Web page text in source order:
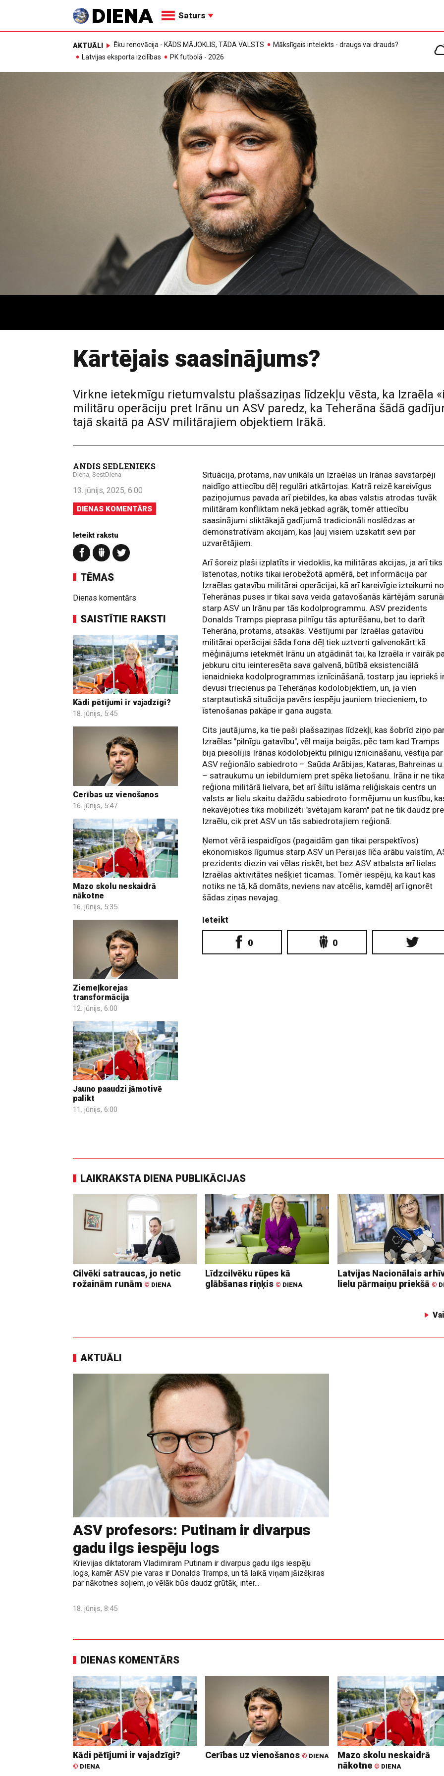
Saturs
AKTUĀLI Ēku renovācija - KĀDS MĀJOKLIS, TĀDA VALSTS
Mākslīgais intelekts - draugs vai drauds?
Latvijas eksporta izcilības
PK futbolā - 2026
Kārtējais saasinājums?
Virkne ietekmīgu rietumvalstu plašsaziņas līdzekļu vēsta, ka Izraēla
militāru operāciju pret Irānu un ASV paredz, ka Teherāna šādā
tajā skaitā pa ASV militārajiem objektiem Irākā.
ANDIS SEDLENIEKS
Diena, SestDiena
13. jūnijs, 2025, 6:00
DIENAS KOMENTĀRS
Ieteikt rakstu
TĒMAS
Dienas komentārs
SAISTĪTIE RAKSTI
Kādi pētījumi ir vajadzīgi?
18. jūnijs, 5:45
Cerības uz vienošanos
16. jūnijs, 5:47
Mazo skolu neskaidrā
nākotne
16. jūnijs, 5:35
Ziemeļkorejas
transformācija
12. jūnijs, 6:00
Jauno paaudzi jāmotivē
palikt
11. jūnijs, 6:00
Situācija, protams, nav unikāla un Izraēlas un Irānas savstarpēji
naidīgo attiecību dēļ regulāri atkārtojas. Katrā reizē kareivīgus
paziņojumus pavada arī piebildes, ka abas valstis atrodas tuvāk
militāram konfliktam nekā jebkad agrāk, tomēr attiecību
saasinājumi sliktākajā gadījumā tradicionāli noslēdzas ar
demonstratīvām akcijām, kas ļauj visiem uzskatīt sevi par
uzvarētājiem.
Arī šoreiz plaši izplatīts ir viedoklis, ka militāras akcijas, ja arī tiks
īstenotas, notiks tikai ierobežotā apmērā, bet informācija par
Izraēlas gatavību militārai operācijai, kā arī kareivīgie izteikumi no
Teherānas puses ir tikai sava veida gatavošanās kārtējām
starp ASV un Irānu par tās kodolprogrammu. ASV prezidents
Donalds Tramps pieprasa pilnīgu tās apturēšanu, bet to darīt
Teherāna, protams, atsakās. Vēstījumi par Izraēlas gatavību
militārai operācijai šāda fona dēļ tiek uztverti galvenokārt kā
mēģinājums ietekmēt Irānu un atgādināt tai, ka Izraēla ir vairāk
jebkuru citu ieinteresēta sava galvenā, būtībā eksistenciālā
ienaidnieka kodolprogrammas iznīcināšanā, tostarp jau iepriekš
devusi triecienus pa Teherānas kodolobjektiem, un, ja vien
starptautiskā situācija pavērs iespēju jauniem triecieniem, to
īstenošanas pakāpe ir gana augsta.
Cits jautājums, ka tie paši plašsaziņas līdzekļi, kas šobrīd ziņo
Izraēlas "pilnīgu gatavību", vēl maija beigās, pēc tam kad Tramps
bija piesolījis Irānas kodolobjektu pilnīgu iznīcināšanu, vēstīja par
ASV reģionālo sabiedroto – Saūda Arābijas, Kataras, Bahreinas
– satraukumu un iebildumiem pret spēka lietošanu. Irāna ir ne
reģiona militārā lielvara, bet arī šiītu islāma reliģiskais centrs un
valsts ar lielu skaitu dažādu sabiedroto formējumu un kustību,
nekavējoties tiks mobilizēti "svētajam karam" pat ne tik daudz
Izraēlu, cik pret ASV un tās sabiedrotajiem reģionā.
Ņemot vērā iespaidīgos (pagaidām gan tikai perspektīvos)
ekonomiskos līgumus starp ASV un Persijas līča arābu valstīm,
prezidents diezin vai vēlas riskēt, bet bez ASV atbalsta arī lielas
Izraēlas aktivitātes nešķiet ticamas. Tomēr iespēju, ka kaut kas
notiks ne tā, kā domāts, neviens nav atcēlis, kamdēļ arī ignorēt
šādas ziņas nevajag.
Ieteikt
0 0
LAIKRAKSTA DIENA PUBLIKĀCIJAS
Cilvēki satraucas, jo netic
rožainām runām © DIENA
Līdzcilvēku rūpes kā
glābšanas riņķis © DIENA
Latvijas Nacionālais
lielu pārmaiņu priekšā ©
AKTUĀLI
ASV profesors: Putinam ir divarpus
gadu ilgs iespēju logs
Krievijas diktatoram Vladimiram Putinam ir divarpus gadu ilgs iespēju
logs, kamēr ASV pie varas ir Donalds Tramps, un tā laikā viņam jāizšķiras
par nākotnes soļiem, jo vēlāk būs daudz grūtāk, inter...
18. jūnijs, 8:45
DIENAS KOMENTĀRS
Kādi pētījumi ir vajadzīgi?
© DIENA
Cerības uz vienošanos © DIENA
Mazo skolu neskaidrā
nākotne © DIENA